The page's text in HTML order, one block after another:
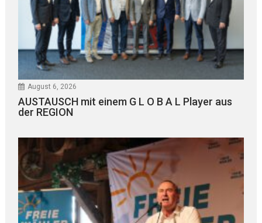
August 6, 2026
AUSTAUSCH mit einem G L O B A L Player aus
der REGION